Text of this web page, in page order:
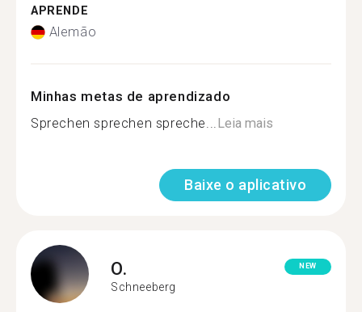
APRENDE
Alemão
Minhas metas de aprendizado
Sprechen sprechen spreche...Leia mais
Baixe o aplicativo
O.
Schneeberg
NEW